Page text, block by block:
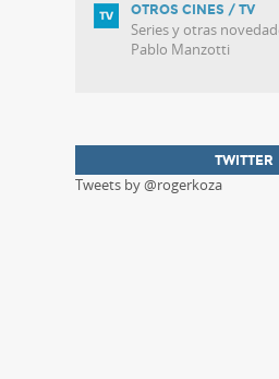
OTROS CINES / TV
Series y otras
Pablo Manzotti
TWITTER
Tweets by @rogerkoza